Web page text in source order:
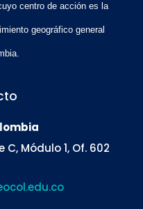
centro de acción es la
geográfico general
Módulo 1, Of. 602